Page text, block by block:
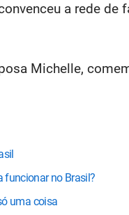
a rede
Michelle,
funcionar no Brasil?
uma coisa